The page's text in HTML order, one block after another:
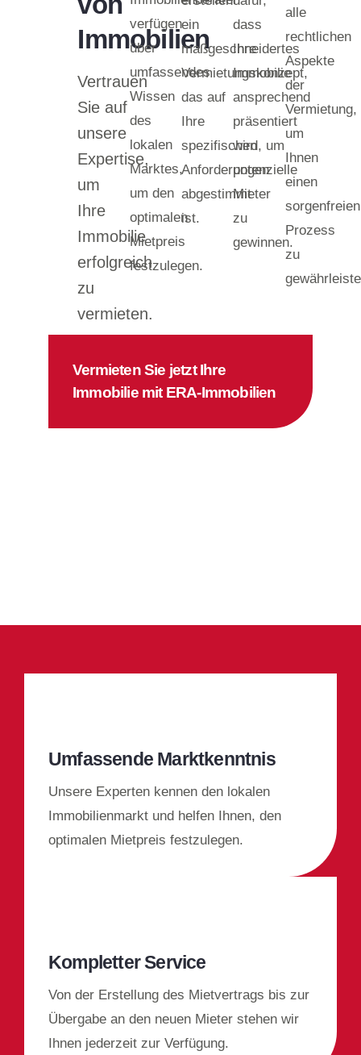
Immobilien
Vertrauen
Sie auf
unsere
Expertise,
um
Ihre
Immobilie
erfolgreich
zu
vermieten.
verfügen
über
umfassendes
Wissen
des
lokalen
Marktes,
um den
optimalen
Mietpreis
festzulegen.
ein
maßgeschneidertes
Vermietungskonzept,
das auf
Ihre
spezifischen
Anforderungen
abgestimmt
ist.
dass
Ihre
Immobilie
ansprechend
präsentiert
wird, um
potenzielle
Mieter
zu
gewinnen.
alle
rechtlichen
Aspekte
der
Vermietung,
um
Ihnen
einen
sorgenfreien
Prozess
zu
Vermieten Sie jetzt Ihre
Immobilie mit ERA-Immobilien
Umfassende Marktkenntnis
Unsere Experten kennen den lokalen
Immobilienmarkt und helfen Ihnen, den
optimalen Mietpreis festzulegen.
Kompletter Service
Von der Erstellung des Mietvertrags bis zur
Übergabe an den neuen Mieter stehen wir
Ihnen jederzeit zur Verfügung.